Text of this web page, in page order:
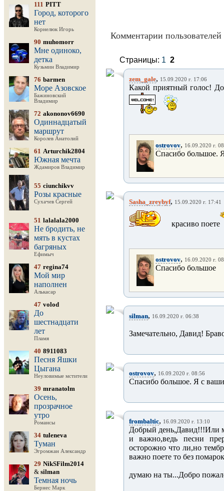
111 PITT
Город, которого
нет
Корнелюк Игорь
90 muhomorr
Мне одиноко,
детка
Кузьмин Владимир
76 barmen
Море Азовское
Бажиновский
Владимир
72 akononov6690
Одиннадцатый
маршрут
Королев Анатолий
61 Arturchik2804
Южная мечта
Ждамиров Владимир
55 ciunchikvv
Розы красные
Сухачев Сергей
51 lalalala2000
Не бродить, не
мять в кустах
багряных
Ефимыч
47 regina74
Мой мир
наполнен
Алькасар
47 volod
До
шестнадцати
лет
Пламя
40 8911083
Песня Яшки
Цыгана
Неуловимые мстители
39 mranatolm
Осень,
прозрачное
утро
Романсы
34 tuleneva
Туман
Эгромжан Александр
29 NikSFilm2014
& silman
Темная ночь
Бернес Марк
Комментарии пользователей
Страницы: 1 2
zem_gale, 15.09.2020 г. 17:06
Какой приятный голос!
ostrovov, 16.09.2020 г.
Спасибо большое.
Sasha_zreybyf, 15.09.2020 г. 17:41
красиво поете
ostrovov, 16.09.2020 г.
Спасибо большое
silman, 16.09.2020 г. 06:38
Замечательно, Давид!
ostrovov, 16.09.2020 г. 08:56
Спасибо большое. Я с
frombaltic, 16.09.2020 г. 13:10
Добрый день,Давид!!!Или
и важно,ведь песни
осторожно что ли,но
важно поете то без
думаю на ты...Добро